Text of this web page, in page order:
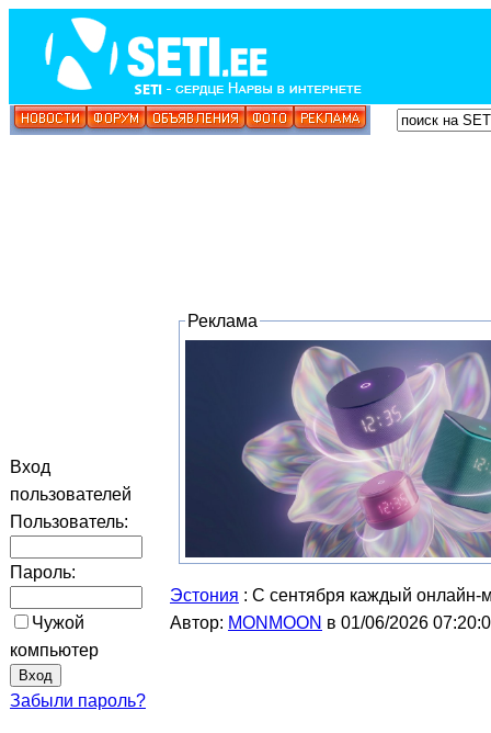
Вход
пользователей
Пользователь:
Пароль:
Чужой
компьютер
Забыли пароль?
Реклама
Эстония : С сентября каждый онлайн-
Автор: MONMOON в 01/06/2026